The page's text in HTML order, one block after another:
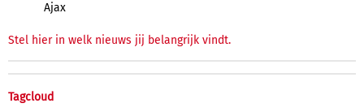
Ajax
Stel hier in welk nieuws jij belangrijk vindt.
Tagcloud